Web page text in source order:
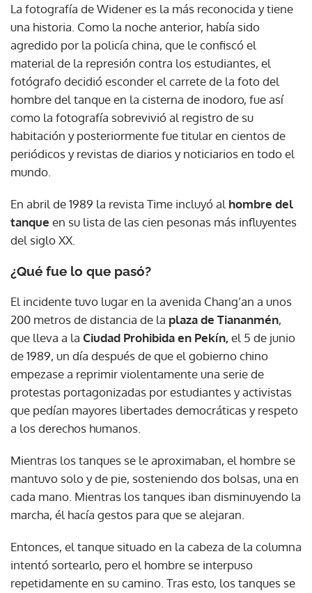
La fotografía de Widener es la más reconocida y tiene
una historia. Como la noche anterior, había sido
agredido por la policía china, que le confiscó el
material de la represión contra los estudiantes, el
fotógrafo decidió esconder el carrete de la foto del
hombre del tanque en la cisterna de inodoro, fue así
como la fotografía sobrevivió al registro de su
habitación y posteriormente fue titular en cientos de
periódicos y revistas de diarios y noticiarios en todo el
mundo.
En abril de 1989 la revista Time incluyó al hombre del
tanque en su lista de las cien pesonas más influyentes
del siglo XX.
¿Qué fue lo que pasó?
El incidente tuvo lugar en la avenida Chang’an a unos
200 metros de distancia de la plaza de Tiananmén,
que lleva a la Ciudad Prohibida en Pekín,el 5 de junio
de 1989, un día después de que el gobierno chino
empezase a reprimir violentamente una serie de
protestas portagonizadas por estudiantes y activistas
que pedían mayores libertades democráticas y respeto
a los derechos humanos.
Mientras los tanques se le aproximaban, el hombre se
mantuvo solo y de pie, sosteniendo dos bolsas, una en
cada mano. Mientras los tanques iban disminuyendo la
marcha, él hacía gestos para que se alejaran.
Entonces, el tanque situado en la cabeza de la columna
intentó sortearlo, pero el hombre se interpuso
repetidamente en su camino. Tras esto, los tanques se